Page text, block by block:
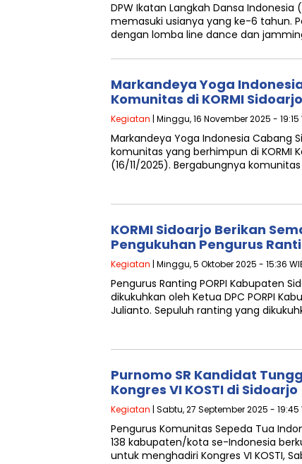
DPW Ikatan Langkah Dansa Indonesia
memasuki usianya yang ke-6 tahun.
dengan lomba line dance dan
Markandeya Yoga
Komunitas di KORMI Sidoarjo
Kegiatan | Minggu, 16 November 2025 - 19:15
Markandeya Yoga Indonesia Cabang
komunitas yang berhimpun di KORMI
(16/11/2025). Bergabungnya
KORMI Sidoarjo Berikan
Pengukuhan Pengurus
Kegiatan | Minggu, 5 Oktober 2025 - 15:36
Pengurus Ranting PORPI Kabupaten
dikukuhkan oleh Ketua DPC PORPI
Julianto. Sepuluh ranting yang
Purnomo SR Kandidat
Kongres VI KOSTI di Sidoarjo
Kegiatan | Sabtu, 27 September 2025 - 19:45
Pengurus Komunitas Sepeda Tua
138 kabupaten/kota se-Indonesia
untuk menghadiri Kongres VI KOSTI,